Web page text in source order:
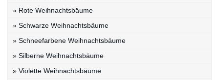
» Rote Weihnachtsbäume
» Schwarze Weihnachtsbäume
» Schneefarbene Weihnachtsbäume
» Silberne Weihnachtsbäume
» Violette Weihnachtsbäume